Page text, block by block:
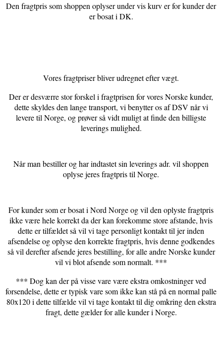
Den fragtpris som shoppen oplyser under vis kurv er for kunder der
er bosat i DK.
Vores fragtpriser bliver udregnet efter vægt.
Der er desværre stor forskel i fragtprisen for vores Norske kunder,
dette skyldes den lange transport, vi benytter os af DSV når vi
levere til Norge, og prøver så vidt muligt at finde den billigste
leverings mulighed.
Når man bestiller og har indtastet sin leverings adr. vil shoppen
oplyse jeres fragtpris til Norge.
For kunder som er bosat i Nord Norge og vil den oplyste fragtpris
ikke være hele korrekt da der kan forekomme store afstande, hvis
dette er tilfældet så vil vi tage personligt kontakt til jer inden
afsendelse og oplyse den korrekte fragtpris, hvis denne godkendes
så vil derefter afsende jeres bestilling, for alle andre Norske kunder
vil vi blot afsende som normalt. ***
*** Dog kan der på visse vare være ekstra omkostninger ved
forsendelse, dette er typisk vare som ikke kan stå på en normal palle
80x120 i dette tilfælde vil vi tage kontakt til dig omkring den ekstra
fragt, dette gælder for alle kunder i Norge.